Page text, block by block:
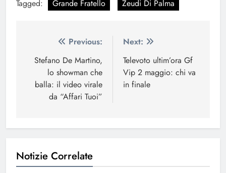
Tagged: Grande Fratello Zeudi Di Palma
Navigazione
articoli
Previous:
Stefano De Martino,
lo showman che
balla: il video virale
da “Affari Tuoi”
Next:
Televoto ultim’ora Gf
Vip 2 maggio: chi va
in finale
Notizie Correlate